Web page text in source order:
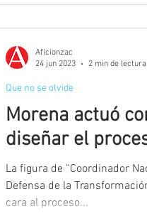
Morena actuó
diseñar el
La figura de “Coordinador
Defensa de la
cara al proceso...
Que no se olvide
Aficionzac
24 jun 2023
2 min de lectura